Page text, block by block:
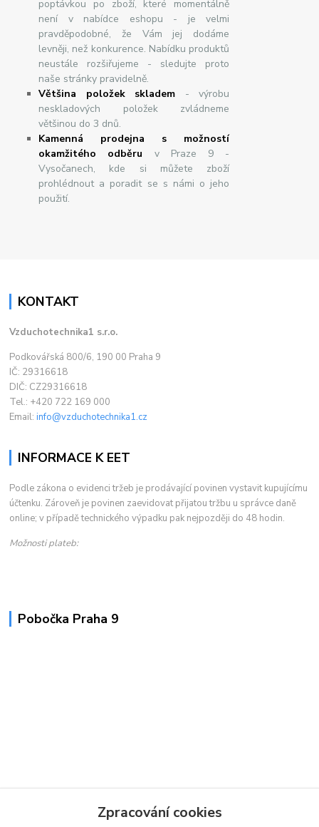
poptávkou po zboží, které momentálně
není v nabídce eshopu - je velmi
pravděpodobné, že Vám jej dodáme
levněji, než konkurence. Nabídku produktů
neustále rozšiřujeme - sledujte proto
naše stránky pravidelně.
Většina položek skladem - výrobu
neskladových položek zvládneme
většinou do 3 dnů.
Kamenná prodejna s možností
okamžitého odběru v Praze 9 -
Vysočanech, kde si můžete zboží
prohlédnout a poradit se s námi o jeho
použití.
KONTAKT
Vzduchotechnika1 s.r.o.
Podkovářská 800/6, 190 00 Praha 9
IČ: 29316618
DIČ: CZ29316618
Tel.: +420 722 169 000
Email:info@vzduchotechnika1.cz
INFORMACE K EET
Podle zákona o evidenci tržeb je prodávající povinen vystavit kupujícímu
účtenku. Zároveň je povinen zaevidovat přijatou tržbu u správce daně
online; v případě technického výpadku pak nejpozději do 48 hodin.
Možnosti plateb:
Pobočka Praha 9
Zpracování cookies